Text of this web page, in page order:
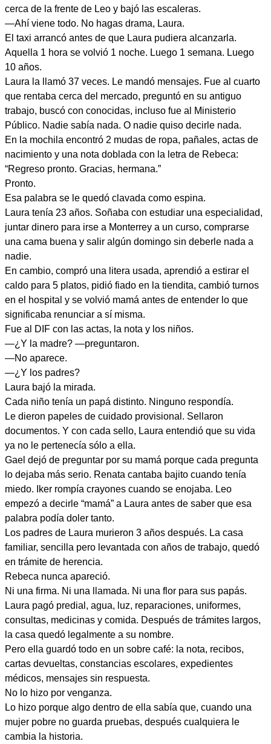
cerca de la frente de Leo y bajó las escaleras.
—Ahí viene todo. No hagas drama, Laura.
El taxi arrancó antes de que Laura pudiera alcanzarla.
Aquella 1 hora se volvió 1 noche. Luego 1 semana. Luego
10 años.
Laura la llamó 37 veces. Le mandó mensajes. Fue al cuarto
que rentaba cerca del mercado, preguntó en su antiguo
trabajo, buscó con conocidas, incluso fue al Ministerio
Público. Nadie sabía nada. O nadie quiso decirle nada.
En la mochila encontró 2 mudas de ropa, pañales, actas de
nacimiento y una nota doblada con la letra de Rebeca:
“Regreso pronto. Gracias, hermana.”
Pronto.
Esa palabra se le quedó clavada como espina.
Laura tenía 23 años. Soñaba con estudiar una especialidad,
juntar dinero para irse a Monterrey a un curso, comprarse
una cama buena y salir algún domingo sin deberle nada a
nadie.
En cambio, compró una litera usada, aprendió a estirar el
caldo para 5 platos, pidió fiado en la tiendita, cambió turnos
en el hospital y se volvió mamá antes de entender lo que
significaba renunciar a sí misma.
Fue al DIF con las actas, la nota y los niños.
—¿Y la madre? —preguntaron.
—No aparece.
—¿Y los padres?
Laura bajó la mirada.
Cada niño tenía un papá distinto. Ninguno respondía.
Le dieron papeles de cuidado provisional. Sellaron
documentos. Y con cada sello, Laura entendió que su vida
ya no le pertenecía sólo a ella.
Gael dejó de preguntar por su mamá porque cada pregunta
lo dejaba más serio. Renata cantaba bajito cuando tenía
miedo. Iker rompía crayones cuando se enojaba. Leo
empezó a decirle “mamá” a Laura antes de saber que esa
palabra podía doler tanto.
Los padres de Laura murieron 3 años después. La casa
familiar, sencilla pero levantada con años de trabajo, quedó
en trámite de herencia.
Rebeca nunca apareció.
Ni una firma. Ni una llamada. Ni una flor para sus papás.
Laura pagó predial, agua, luz, reparaciones, uniformes,
consultas, medicinas y comida. Después de trámites largos,
la casa quedó legalmente a su nombre.
Pero ella guardó todo en un sobre café: la nota, recibos,
cartas devueltas, constancias escolares, expedientes
médicos, mensajes sin respuesta.
No lo hizo por venganza.
Lo hizo porque algo dentro de ella sabía que, cuando una
mujer pobre no guarda pruebas, después cualquiera le
cambia la historia.